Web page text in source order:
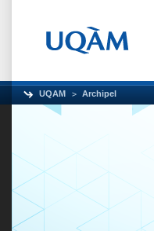
UQAM Archipel